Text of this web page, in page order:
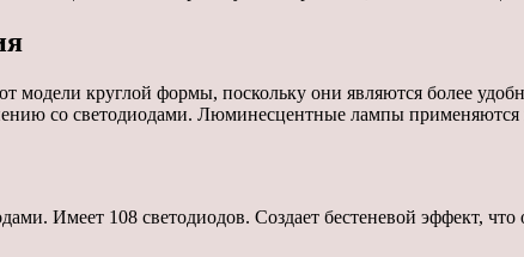
круглой формы, поскольку они являются более
со светодиодами. Люминесцентные лампы
Имеет 108 светодиодов. Создает бестеневой эффект, что